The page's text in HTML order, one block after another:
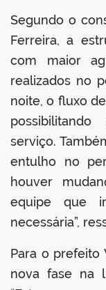
Segundo o
Ferreira, a
com maior
realizados no
noite, o fluxo
serviço.
entulho no
houver
equipe que
necessária”,
Para o prefeito
nova fase na